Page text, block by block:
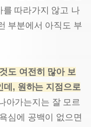
를 따라가지 않고 나
부분에서 아직도 부
도 여전히 많아 보
데, 원하는 지점으로
아가는지는 잘 모르
심에 공백이 없으면